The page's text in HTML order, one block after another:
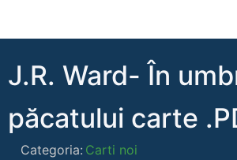
J.R. Ward- În
păcatului carte
Categoria: Carti noi